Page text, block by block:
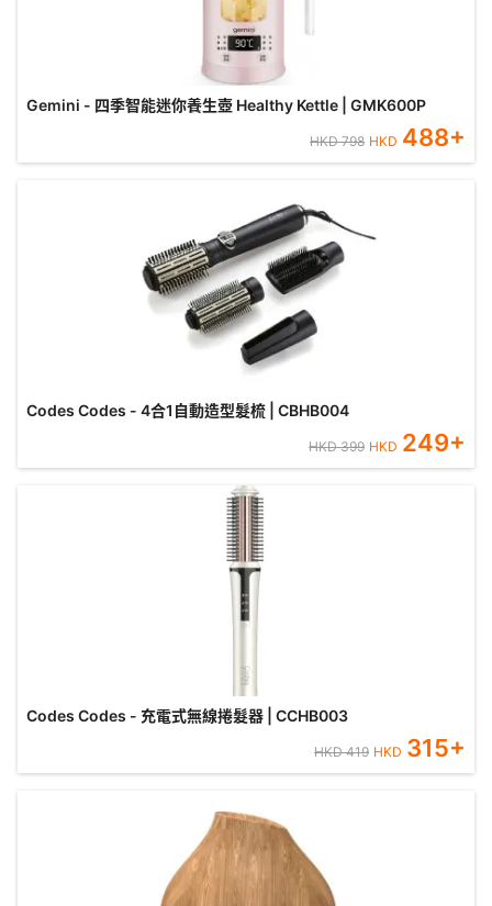
Gemini - 四季智能迷你養生壺 Healthy Kettle | GMK600P
HKD798 HKD 488+
Codes Codes - 4合1自動造型髮梳 | CBHB004
HKD399 HKD 249+
Codes Codes - 充電式無線捲髮器 | CCHB003
HKD419 HKD 315+